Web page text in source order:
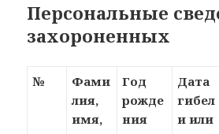
Персональные
захороненных
№
Фами
лия,
имя,
Год
рожде
ния
Дата
гибел
и или